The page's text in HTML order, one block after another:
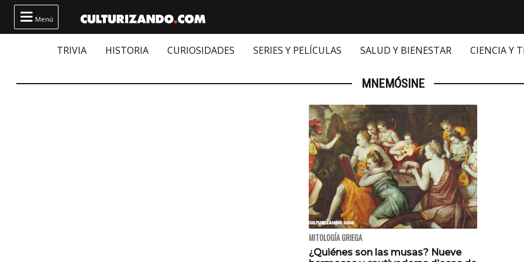
 Menú
TRIVIA HISTORIA CURIOSIDADES SERIES Y PELÍCULAS SALUD Y BIENESTAR CIENCIA Y
MNEMÓSINE
MITOLOGÍA GRIEGA
¿Quiénes son las musas? Nueve